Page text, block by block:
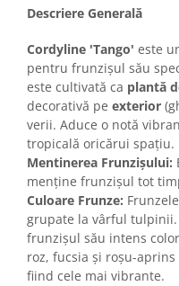
Descriere Generală
Cordyline 'Tango' este
pentru frunzișul său
este cultivată ca plantă
decorativă pe exterior
verii. Aduce o notă
tropicală oricărui spațiu.
Mentinerea Frunzișului:
menține frunzișul tot
Culoare Frunze:
grupate la vârful tulpinii.
frunzișul său intens
roz, fucsia și roșu-
fiind cele mai vibrante.